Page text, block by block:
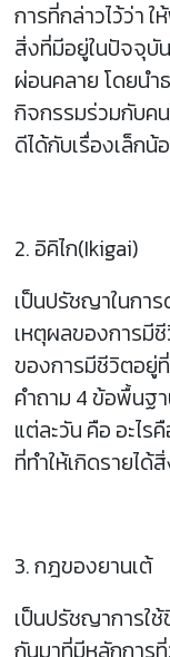
การที่กล่าวไว้ว่า
สิ่งที่มีอยู่ในปัจจุบั
ผ่อนคลาย โดยนำ
กิจกรรมร่วมกับค
ดีได้กับเรื่องเล็กน้
2. อิคิไก(Ikigai)
เป็นปรัชญาในกา
เหตุผลของการมี
ของการมีชีวิตอยู่
คำถาม 4 ข้อพื้นฐ
แต่ละวัน คือ อะไร
ที่ทำให้เกิดรายไ
3. กฎของยานเต้
เป็นปรัชญาการใ
กันมาที่มีหลักการ